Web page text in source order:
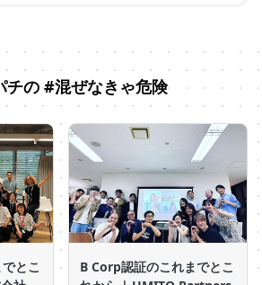
チの #混ぜなきゃ危険
とこ
B Corp認証のこれまでとこ